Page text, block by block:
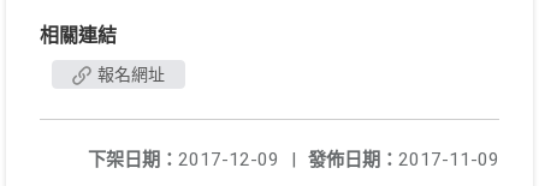
相關連結
報名網址
發佈日期： 2017-11-09
下架日期： 2017-12-09
|